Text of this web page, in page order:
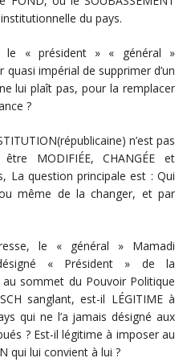
du pays.
le « président » « général »
impérial de supprimer d’un
lui plaît pas, pour la remplacer
?
n’est pas
MODIFIÉE, CHANGÉE et
La question principale est : Qui
même de la changer, et par
le « général » Mamadi
« Président » de la
sommet du Pouvoir Politique
sanglant, est-il LÉGITIME à
qui ne l’a jamais désigné aux
? Est-il légitime à imposer au
qui lui convient à lui ?